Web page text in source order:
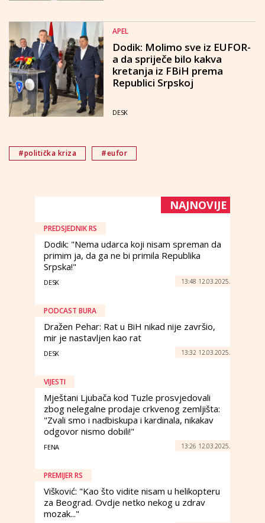
APEL
Dodik: Molimo sve iz EUFOR-
a da spriječe bilo kakva
kretanja iz FBiH prema
Republici Srpskoj
DESK
#politička kriza #eufor
NAJNOVIJE
PREDSJEDNIK RS
Dodik: "Nema udarca koji nisam spreman da
primim ja, da ga ne bi primila Republika
Srpska!"
DESK 13:48 12.03.2025.
PODCAST BURA
Dražen Pehar: Rat u BiH nikad nije završio,
mir je nastavljen kao rat
DESK 13:32 12.03.2025.
VIJESTI
Mještani Ljubača kod Tuzle prosvjedovali
zbog nelegalne prodaje crkvenog zemljišta:
"Zvali smo i nadbiskupa i kardinala, nikakav
odgovor nismo dobili!"
FENA 13:26 12.03.2025.
PREMIJER RS
Višković: "Kao što vidite nisam u helikopteru
za Beograd. Ovdje netko nekog u zdrav
mozak..."